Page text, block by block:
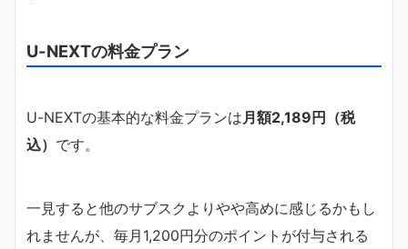
U-NEXTの料金プラン
U-NEXTの基本的な料金プランは 月額2,189円（税
込） です。
一見すると他のサブスクよりやや高めに感じるかもし
れませんが、毎月1,200円分のポイントが付与される